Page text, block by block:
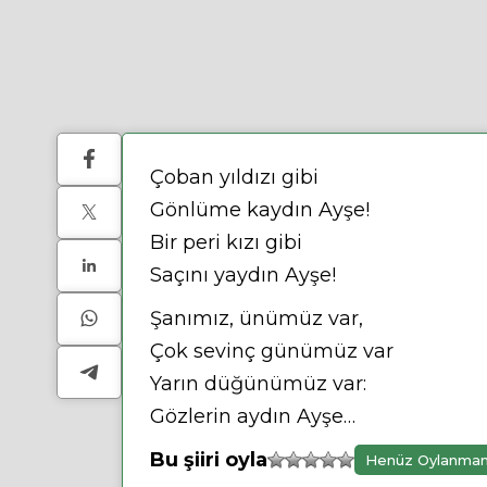
Çoban yıldızı gibi
Gönlüme kaydın Ayşe!
Bir peri kızı gibi
Saçını yaydın Ayşe!
Şanımız, ünümüz var,
Çok sevinç günümüz var
Yarın düğünümüz var:
Gözlerin aydın Ayşe…
Bu şiiri oyla
Henüz